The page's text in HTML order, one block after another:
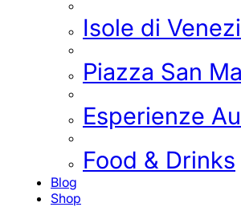
Isole di
Piazza San
Esperienze
Food & Drinks
Blog
Shop